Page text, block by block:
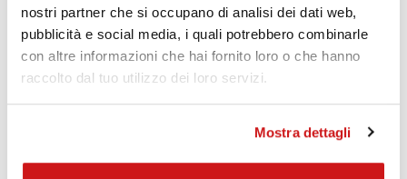
nostri partner che si occupano di analisi dei dati web,
pubblicità e social media, i quali potrebbero combinarle
con altre informazioni che hai fornito loro o che hanno
raccolto dal tuo utilizzo dei loro servizi.
Mostra dettagli